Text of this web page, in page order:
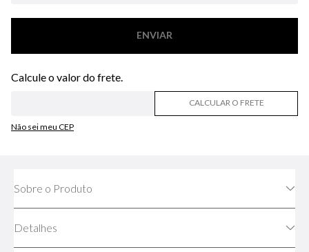
ENVIAR
Não sei meu CEP
CALCULAR O FRETE
Sobre o Produto
Detalhes